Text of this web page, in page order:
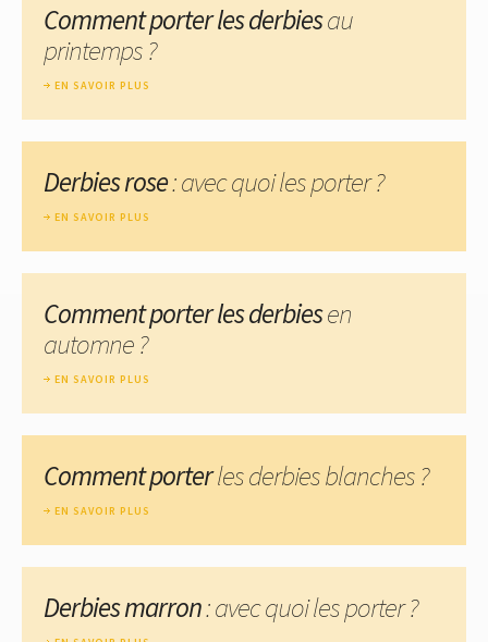
Comment porter les derbiesau
printemps ?
EN SAVOIR PLUS
Derbies rose: avec quoi les porter ?
EN SAVOIR PLUS
Comment porter les derbiesen
automne ?
EN SAVOIR PLUS
Comment porterles derbies blanches ?
EN SAVOIR PLUS
Derbies marron: avec quoi les porter ?